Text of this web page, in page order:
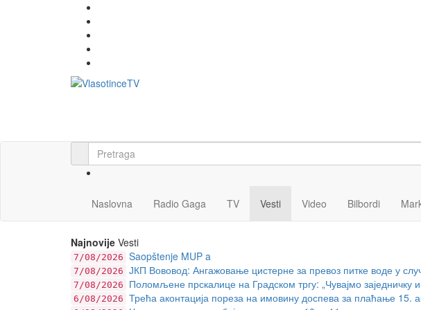
Naslovna Radio Gaga TV Vesti Video Bilbordi
Najnovije Vesti
7/08/2026 Saopštenje MUP a
7/08/2026 ЈКП Вововод: Ангажовање цистерне за превоз питке воде у
7/08/2026 Поломљене прскалице на Градском тргу: „Чувајмо заједничку
6/08/2026 Трећа аконтација пореза на имовину доспева за плаћање 15.